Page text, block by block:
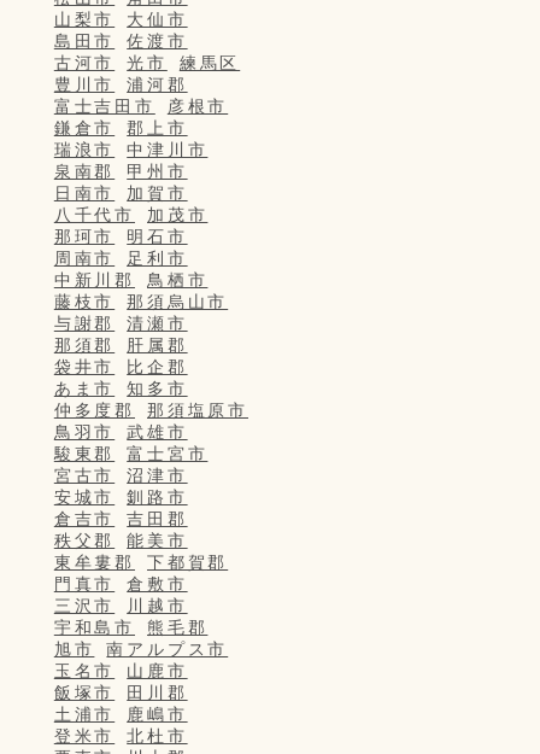
山梨市
大仙市
島田市
佐渡市
古河市
光市
練馬区
豊川市
浦河郡
富士吉田市
彦根市
鎌倉市
郡上市
瑞浪市
中津川市
泉南郡
甲州市
日南市
加賀市
八千代市
加茂市
那珂市
明石市
周南市
足利市
中新川郡
鳥栖市
藤枝市
那須烏山市
与謝郡
清瀬市
那須郡
肝属郡
袋井市
比企郡
あま市
知多市
仲多度郡
那須塩原市
鳥羽市
武雄市
駿東郡
富士宮市
宮古市
沼津市
安城市
釧路市
倉吉市
吉田郡
秩父郡
能美市
東牟婁郡
下都賀郡
門真市
倉敷市
三沢市
川越市
宇和島市
熊毛郡
旭市
南アルプス市
玉名市
山鹿市
飯塚市
田川郡
土浦市
鹿嶋市
登米市
北杜市